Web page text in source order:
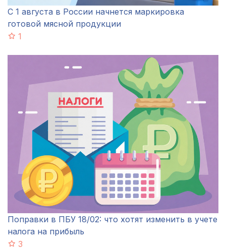
С 1 августа в России начнется маркировка
готовой мясной продукции
1
Поправки в ПБУ 18/02: что хотят изменить в учете
налога на прибыль
3